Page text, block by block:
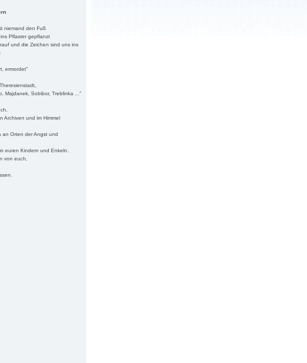
niemand den Fuß
Pflaster gepflanzt
und die Zeichen sind uns ins
ermordet"
Majdanek, Sobibor, Treblinka ..."
Archiven und im Himmel
an Orten der Angst und
euren Kindern und Enkeln.
von euch,